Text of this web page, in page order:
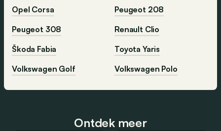
Opel Corsa
Peugeot 208
Peugeot 308
Renault Clio
Škoda Fabia
Toyota Yaris
Volkswagen Golf
Volkswagen Polo
Ontdek meer